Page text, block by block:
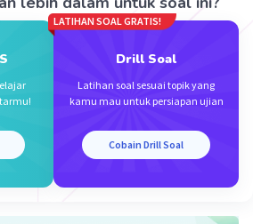
Community Level 100
-4
adalah matriks yg memiliki
dengan 0 (nol)
LATIHAN SOAL GRATIS!
Drill Soal
Latihan soal sesuai topik yang
kamu mau untuk persiapan ujian
Cobain Drill Soal